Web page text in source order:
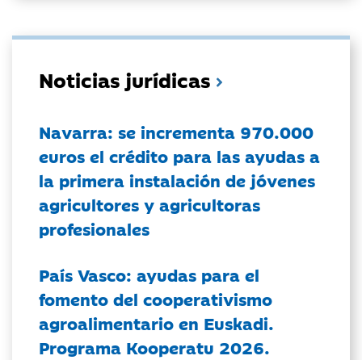
Noticias jurídicas
Navarra: se incrementa 970.000
euros el crédito para las ayudas a
la primera instalación de jóvenes
agricultores y agricultoras
profesionales
País Vasco: ayudas para el
fomento del cooperativismo
agroalimentario en Euskadi.
Programa Kooperatu 2026.